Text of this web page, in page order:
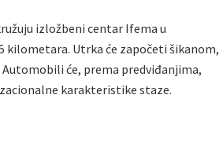
izložbeni centar Ifema u
kilometara. Utrka će započeti šikanom,
će, prema predviđanjima,
karakteristike staze.